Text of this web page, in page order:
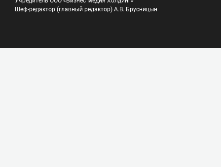
Шеф-редактор (главный редактор) А.В. Брусницын